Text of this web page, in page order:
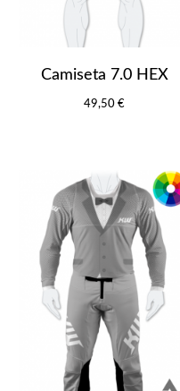
Camiseta 7.0 HEX
49,50 €